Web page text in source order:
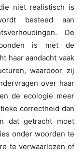
niet realistisch is
besteed aan
De
is met de
haar aandacht vaak
waardoor zij
over haar
de ecologie meer
correctheid dan
dat getracht moet
onder woorden te
te verwaarlozen of